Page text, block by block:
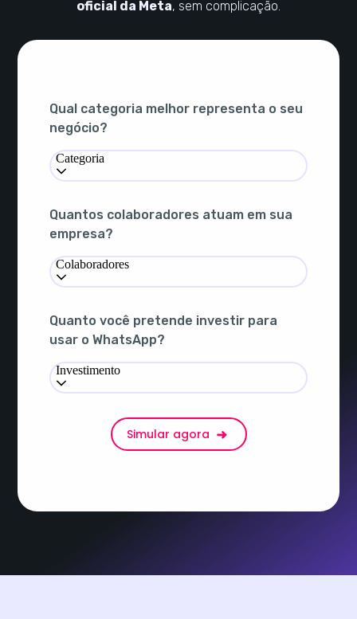
Qual categoria melhor representa o seu
negócio?
Categoria
Quantos colaboradores atuam em sua
empresa?
Colaboradores
Quanto você pretende investir para
usar o WhatsApp?
Investimento
Simular agora
oficial da Meta, sem complicação.